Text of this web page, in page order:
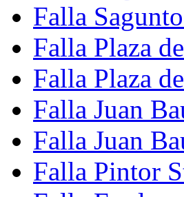
Falla
Falla Plaza
Falla Plaza
Falla Juan
Falla Juan
Falla Pintor